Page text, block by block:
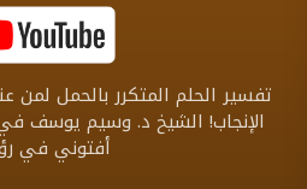
تفسير الحلم المتكرر بالحمل
الإنجاب! الشيخ د. وسيم يوسف
أفتوني في